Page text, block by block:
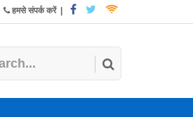
हमसे संपर्क करें|